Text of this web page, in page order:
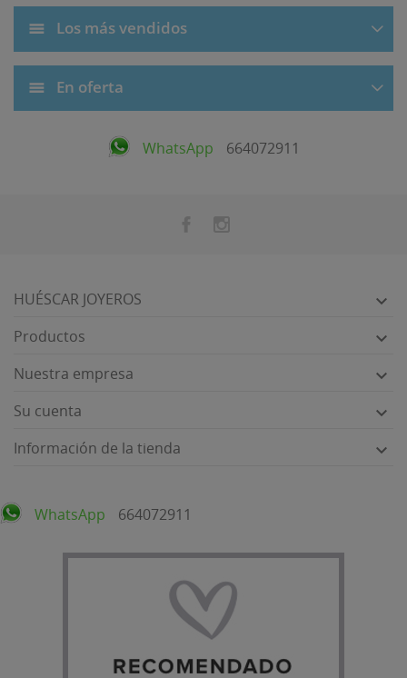
Los más vendidos
En oferta
WhatsApp 664072911
HUÉSCAR JOYEROS 
Productos 
Nuestra empresa 
Su cuenta 
Información de la tienda 
WhatsApp 664072911